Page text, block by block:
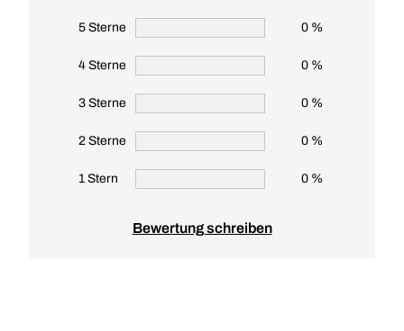
5 Sterne 0 %
4 Sterne 0 %
3 Sterne 0 %
2 Sterne 0 %
1 Stern 0 %
Bewertung schreiben